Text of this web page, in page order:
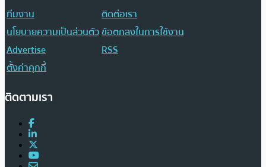
ทีมงาน
ติดต่อเรา
นโยบายความเป็นส่วนตัวข้อตกลงในการใช้งาน
Advertise
RSS
ตั้งค่าคุกกี้
ติดตามเรา